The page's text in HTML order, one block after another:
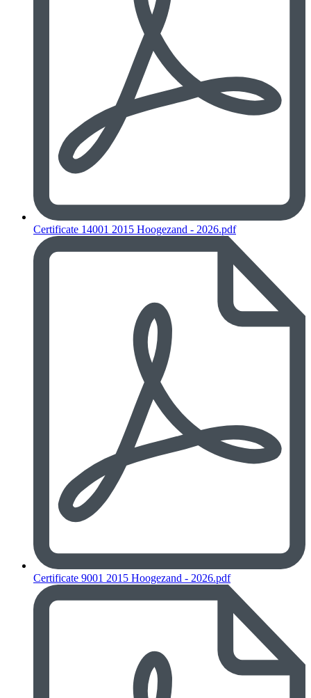
Certificate 14001 2015 Hoogezand - 2026.pdf
Certificate 9001 2015 Hoogezand - 2026.pdf